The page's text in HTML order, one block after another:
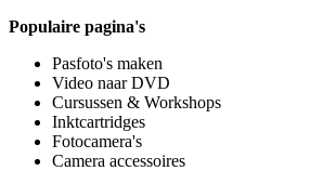
Populaire pagina's
Pasfoto's maken
Video naar DVD
Cursussen & Workshops
Inktcartridges
Fotocamera's
Camera accessoires